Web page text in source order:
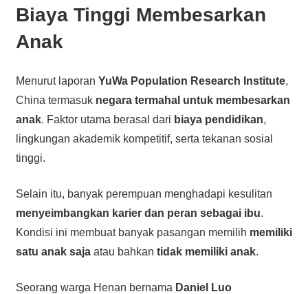
Biaya Tinggi Membesarkan
Anak
Menurut laporan YuWa Population Research Institute,
China termasuk negara termahal untuk membesarkan
anak. Faktor utama berasal dari biaya pendidikan,
lingkungan akademik kompetitif, serta tekanan sosial
tinggi.
Selain itu, banyak perempuan menghadapi kesulitan
menyeimbangkan karier dan peran sebagai ibu.
Kondisi ini membuat banyak pasangan memilih memiliki
satu anak sajaatau bahkan tidak memiliki anak.
Seorang warga Henan bernama Daniel Luo